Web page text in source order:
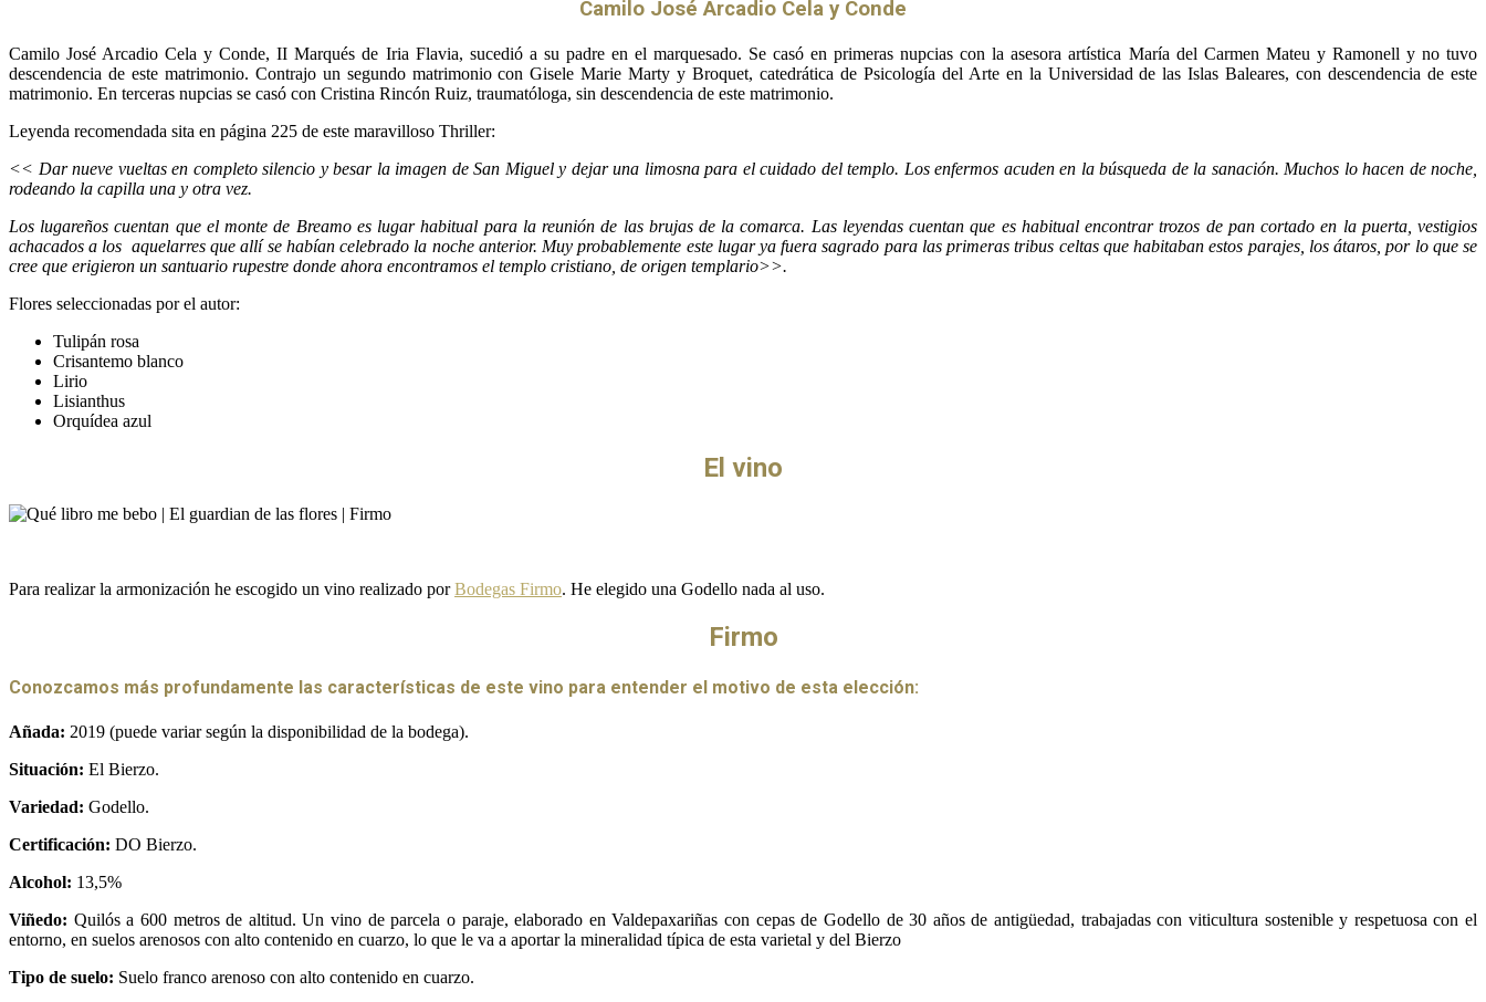
Camilo José Arcadio Cela y Conde
Camilo José Arcadio Cela y Conde, II Marqués de Iria Flavia, sucedió a su padre en el marquesado. Se casó en primeras nupcias con la asesora artística María del Carmen Mateu y Ramonell y no tuvo
descendencia de este matrimonio.​ Contrajo un segundo matrimonio con Gisele Marie Marty y Broquet, catedrática de Psicología del Arte en la Universidad de las Islas Baleares, con descendencia de este
matrimonio.​ En terceras nupcias se casó con Cristina Rincón Ruiz, traumatóloga, sin descendencia de este matrimonio.
Leyenda recomendada sita en página 225 de este maravilloso Thriller:
<< Dar nueve vueltas en completo silencio y besar la imagen de San Miguel y dejar una limosna para el cuidado del templo. Los enfermos acuden en la búsqueda de la sanación. Muchos lo hacen de noche,
rodeando la capilla una y otra vez.
Los lugareños cuentan que el monte de Breamo es lugar habitual para la reunión de las brujas de la comarca. Las leyendas cuentan que es habitual encontrar trozos de pan cortado en la puerta, vestigios
achacados a los aquelarres que allí se habían celebrado la noche anterior. Muy probablemente este lugar ya fuera sagrado para las primeras tribus celtas que habitaban estos parajes, los átaros, por lo que se
cree que erigieron un santuario rupestre donde ahora encontramos el templo cristiano, de origen templario>>.
Flores seleccionadas por el autor:
Tulipán rosa
Crisantemo blanco
Lirio
Lisianthus
Orquídea azul
El vino
Para realizar la armonización he escogido un vino realizado porBodegas Firmo. He elegido una Godello nada al uso.
Firmo
Conozcamos más profundamente las características de este vino para entender el motivo de esta elección:
Añada: 2019 (puede variar según la disponibilidad de la bodega).
Situación: El Bierzo.
Variedad: Godello.
Certificación: DO Bierzo.
Alcohol: 13,5%
Viñedo: Quilós a 600 metros de altitud. Un vino de parcela o paraje, elaborado en Valdepaxariñas con cepas de Godello de 30 años de antigüedad, trabajadas con viticultura sostenible y respetuosa con el
entorno, en suelos arenosos con alto contenido en cuarzo, lo que le va a aportar la mineralidad típica de esta varietal y del Bierzo
Tipo de suelo: Suelo franco arenoso con alto contenido en cuarzo.